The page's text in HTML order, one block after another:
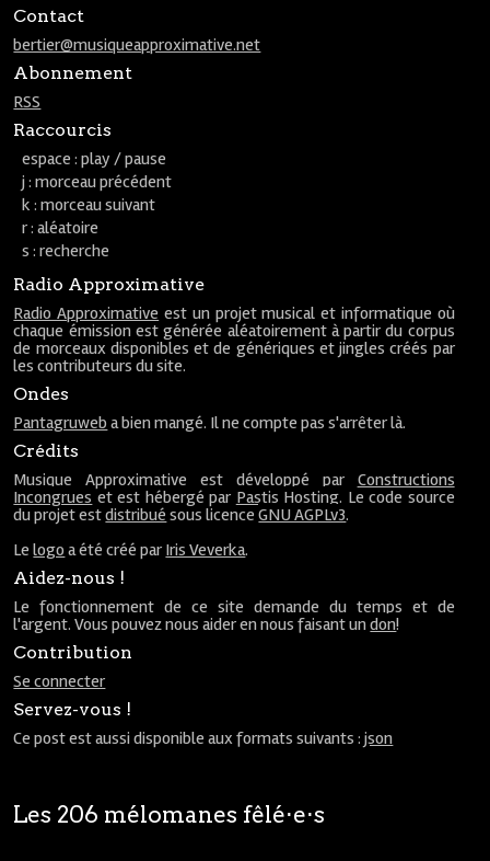
Contact
bertier@musiqueapproximative.net
Abonnement
RSS
Raccourcis
espace : play / pause
j : morceau précédent
k : morceau suivant
r : aléatoire
s : recherche
Radio Approximative
Radio Approximative est un projet musical et informatique où
chaque émission est générée aléatoirement à partir du corpus
de morceaux disponibles et de génériques et jingles créés par
les contributeurs du site.
Ondes
Pantagruweb a bien mangé. Il ne compte pas s'arrêter là.
Crédits
Musique Approximative est développé par Constructions
Incongrues et est hébergé par Pastis Hosting. Le code source
du projet estdistribué sous licenceGNU AGPLv3.
Lelogo a été créé par Iris Veverka.
Aidez-nous !
Le fonctionnement de ce site demande du temps et de
l'argent. Vous pouvez nous aider en nous faisant undon!
Contribution
Se connecter
Servez-vous !
Ce post est aussi disponible aux formats suivants :json
Les 206 mélomanes fêlé⋅e⋅s